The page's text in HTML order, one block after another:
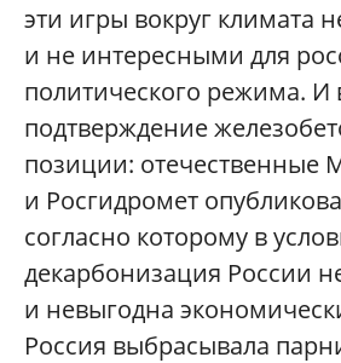
эти игры вокруг климата
и не интересными для
политического режима. И
подтверждение
позиции: отечественные
и Росгидромет
согласно которому в
декарбонизация России
и невыгодна
Россия выбрасывала